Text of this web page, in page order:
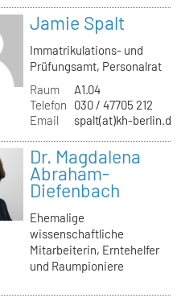
Jamie Spalt
Immatrikulations- und
Prüfungsamt, Personalrat
Raum
A1.04
Telefon
030 / 47705 212
Email
spalt(at)kh-
Dr. Magdalena
Abraham-
Diefenbach
Ehemalige
wissenschaftliche
Mitarbeiterin, Erntehelfer
und Raumpioniere